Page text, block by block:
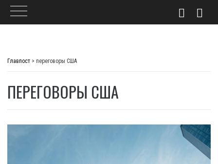
Главпост > переговоры США
ПЕРЕГОВОРЫ США